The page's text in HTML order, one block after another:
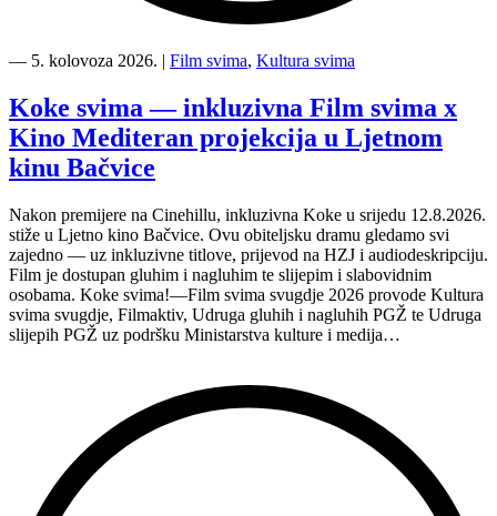
Mediteran
Film
svima
nastavljaju
inkluzivnu
turneju
Hvaru”
― 5. kolovoza 2026. | Film svima, Kultura svima
Koke svima — inkluzivna Film svima x
Kino Mediteran projekcija u Ljetnom
kinu Bačvice
Nakon premijere na Cinehillu, inkluzivna Koke u srijedu 12.8.2026.
stiže u Ljetno kino Bačvice. Ovu obiteljsku dramu gledamo svi
zajedno — uz inkluzivne titlove, prijevod na HZJ i audiodeskripciju.
Film je dostupan gluhim i nagluhim te slijepim i slabovidnim
osobama. Koke svima!—Film svima svugdje 2026 provode Kultura
svima svugdje, Filmaktiv, Udruga gluhih i nagluhih PGŽ te Udruga
slijepih PGŽ uz podršku Ministarstva kulture i medija…